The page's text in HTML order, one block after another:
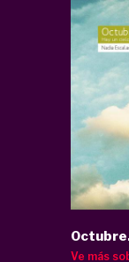
Ve más